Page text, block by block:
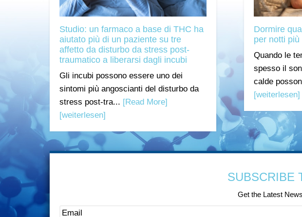
Studio: un farmaco a base di THC ha
aiutato più di un paziente su tre
affetto da disturbo da stress post-
traumatico a liberarsi dagli incubi
Gli incubi possono essere uno dei
sintomi più angoscianti del disturbo da
stress post-tra... [Read More]
[weiterlesen]
Dormire
per notti
Quando le
spesso il
calde
[weiterlesen]
SUBSCRIBE
Get the Latest